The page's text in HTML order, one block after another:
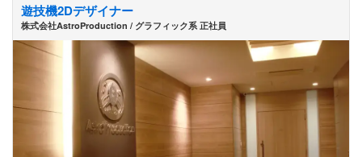
遊技機2Dデザイナー
株式会社AstroProduction / グラフィック系 正社員